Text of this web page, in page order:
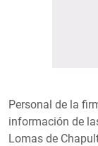
Personal de la
información de
Lomas de